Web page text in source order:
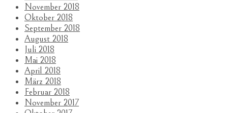
November 2018
Oktober 2018
September 2018
August 2018
Juli 2018
Mai 2018
April 2018
März 2018
Februar 2018
November 2017